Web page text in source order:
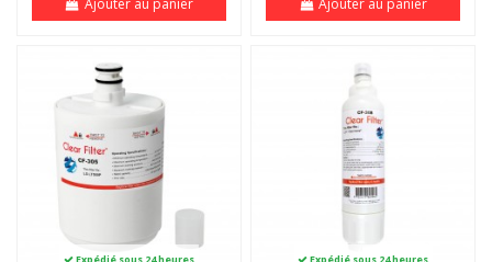
Ajouter au panier Ajouter au panier
Expédié sous 24 heures Expédié sous 24 heures